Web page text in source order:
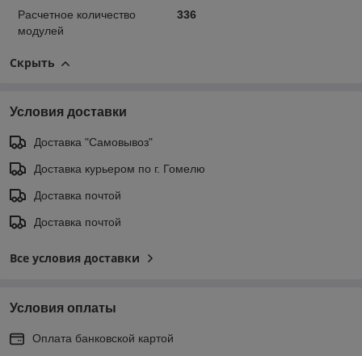
Расчетное количество
модулей
336
Скрыть
Условия доставки
Доставка "Самовывоз"
Доставка курьером по г. Гомелю
Доставка почтой
Доставка почтой
Все условия доставки
Условия оплаты
Оплата банковской картой